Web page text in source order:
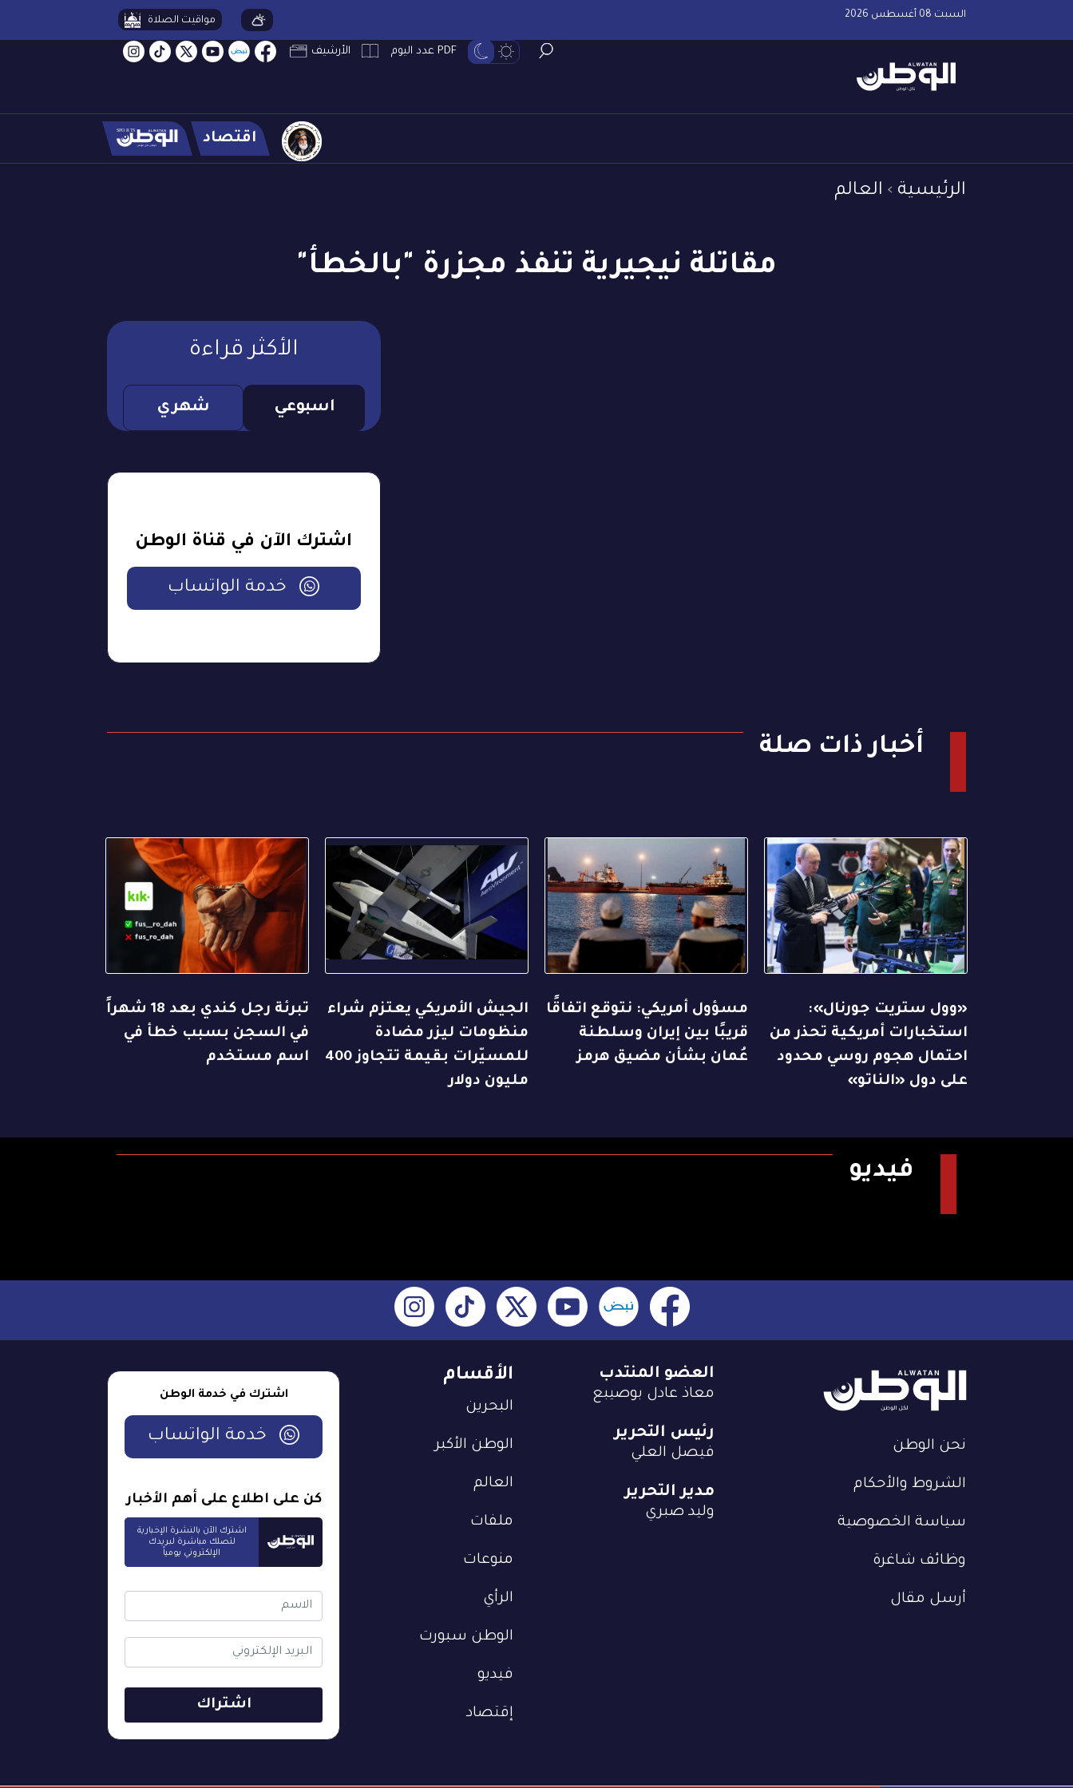
السبت 08 أغسطس 2026 مواقيت الصلاة
PDF عدد اليوم الأرشيف
اقتصاد
الرئيسية العالم
مقاتلة نيجيرية تنفذ مجزرة "بالخطأ"
الأكثر قراءة
اسبوعي شهري
اشترك الآن في قناة الوطن
خدمة الواتساب
أخبار ذات صلة
«وول ستريت جورنال»:
استخبارات أمريكية تحذر من
احتمال هجوم روسي محدود
على دول «الناتو»
مسؤول أمريكي: نتوقع اتفاقًا
قريبًا بين إيران وسلطنة
عُمان بشأن مضيق هرمز
الجيش الأمريكي يعتزم شراء
منظومات ليزر مضادة
للمسيّرات بقيمة تتجاوز 400
مليون دولار
تبرئة رجل كندي بعد 18 شهراً
في السجن بسبب خطأ في
اسم مستخدم
فيديو
نحن الوطن
الشروط والأحكام
سياسة الخصوصية
وظائف شاغرة
أرسل مقال
الأقسام
البحرين
الوطن الأكبر
العالم
ملفات
منوعات
الرأي
الوطن سبورت
فيديو
إقتصاد
العضو المنتدب
معاذ عادل بوصيبع
رئيس التحرير
فيصل العلي
مدير التحرير
وليد صبري
اشترك في خدمة الوطن
خدمة الواتساب
كن على اطلاع على أهم الأخبار
اشترك الآن بالنشرة الإخبارية
لتصلك مباشرة لبريدك
الإلكتروني يومياً
اشتراك